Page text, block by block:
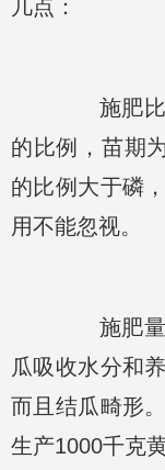
几点：
施肥比
的比例，苗期
的比例大于磷
用不能忽视。
施肥量
瓜吸收水分和
而且结瓜畸形
生产1000千克